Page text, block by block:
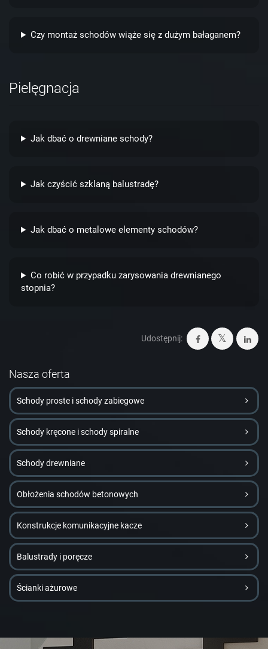
Czy montaż schodów wiąże się z dużym bałaganem?
Pielęgnacja
Jak dbać o drewniane schody?
Jak czyścić szklaną balustradę?
Jak dbać o metalowe elementy schodów?
Co robić w przypadku zarysowania drewnianego
stopnia?
Udostępnij:
Nasza oferta
Schody proste i schody zabiegowe
Schody kręcone i schody spiralne
Schody drewniane
Obłożenia schodów betonowych
Konstrukcje komunikacyjne kacze
Balustrady i poręcze
Ścianki ażurowe